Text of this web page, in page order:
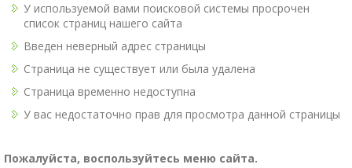
У используемой вами поисковой системы просрочен
список страниц нашего сайта
Введен неверный адрес страницы
Страница не существует или была удалена
Страница временно недоступна
У вас недостаточно прав для просмотра данной страницы
Пожалуйста, воспользуйтесь меню сайта.